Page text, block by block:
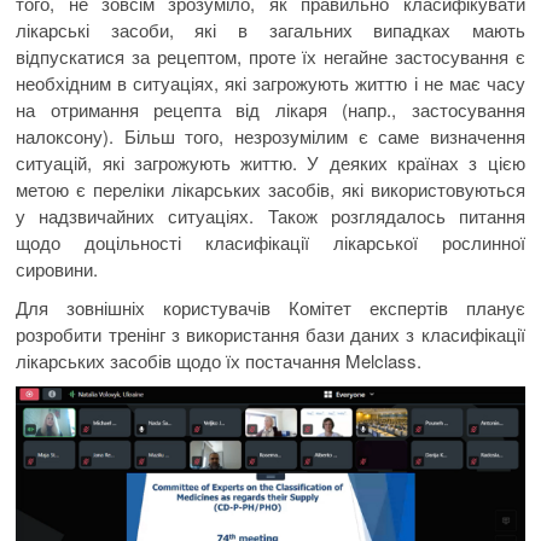
лікарські засоби, які в загальних випадках мають
відпускатися за рецептом, проте їх негайне застосування є
необхідним в ситуаціях, які загрожують життю і не має часу
на отримання рецепта від лікаря (напр., застосування
налоксону). Більш того, незрозумілим є саме визначення
ситуацій, які загрожують життю. У деяких країнах з цією
метою є переліки лікарських засобів, які використовуються
у надзвичайних ситуаціях. Також розглядалось питання
щодо доцільності класифікації лікарської рослинної
сировини.
Для зовнішніх користувачів Комітет експертів планує
розробити тренінг з використання бази даних з класифікації
лікарських засобів щодо їх постачання Melclass.